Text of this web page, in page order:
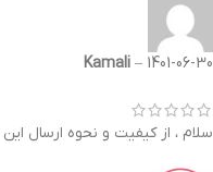
Kamali – 1401-06-30
سلام ، از کیفیت و نحوه ارسال